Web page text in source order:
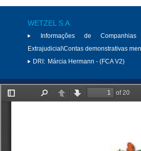
WETZEL S.A.
Informações de
Extrajudicial\Contas demonstrativas
DRI: Márcia Hermann - (FCA V2)